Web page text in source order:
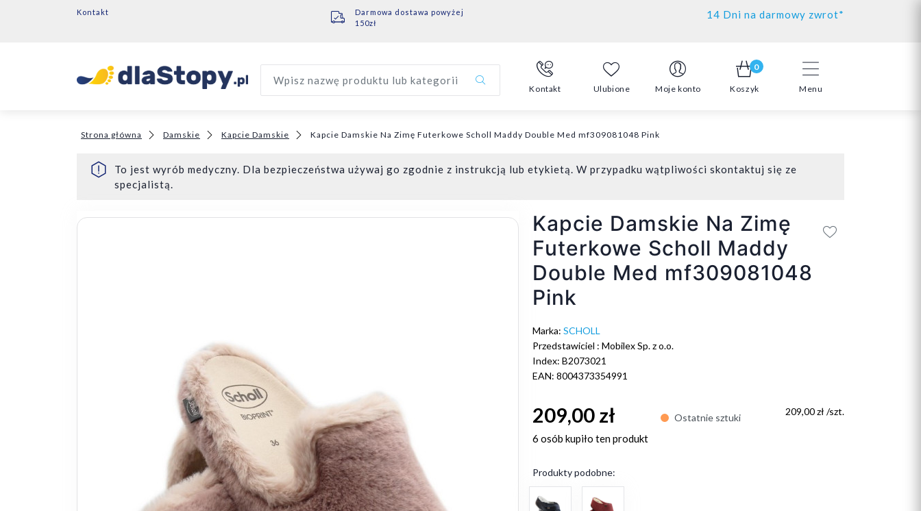
Kontakt
Darmowa dostawa powyżej
150zł
14 Dni na darmowy zwrot*
Menu
Wpisz nazwę produktu lub kategorii
Kontakt Ulubione Moje konto
0
Koszyk
Strona główna Damskie Kapcie Damskie Kapcie Damskie Na Zimę Futerkowe Scholl Maddy Double Med mf309081048 Pink
To jest wyrób medyczny. Dla bezpieczeństwa używaj go zgodnie z instrukcją lub etykietą. W przypadku wątpliwości skontaktuj się ze
specjalistą.
Kapcie Damskie Na Zimę
Futerkowe Scholl Maddy
Double Med mf309081048
Pink
Marka: SCHOLL
Przedstawiciel : Mobilex Sp. z o.o.
Index: B2073021
EAN: 8004373354991
209,00 zł Ostatnie sztuki
209,00 zł /szt.
6 osób kupiło ten produkt
Produkty podobne: